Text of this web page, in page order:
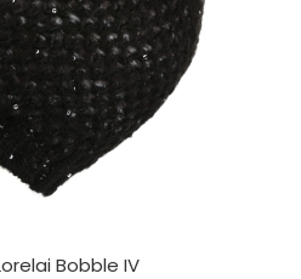
Bobble IV